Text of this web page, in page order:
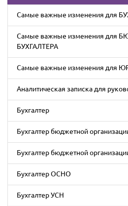
Cамые важные изменения для
Cамые важные изменения для
БУХГАЛТЕРА
Cамые важные изменения для
Аналитическая записка для
Бухгалтер
Бухгалтер бюджетной
Бухгалтер бюджетной
Бухгалтер ОСНО
Бухгалтер УСН